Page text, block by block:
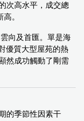
次高水平，成交總
。
向及首匯。單是海
優質大型屋苑的熱
然成功觸動了剛需
的季節性因素干